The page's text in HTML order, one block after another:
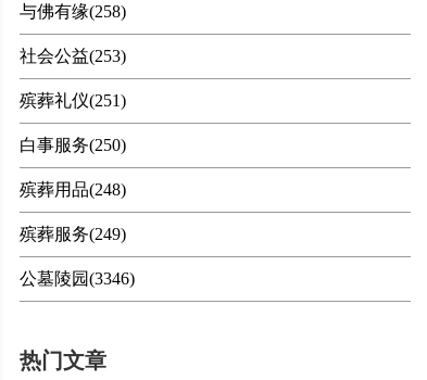
与佛有缘(258)
社会公益(253)
殡葬礼仪(251)
白事服务(250)
殡葬用品(248)
殡葬服务(249)
公墓陵园(3346)
热门文章